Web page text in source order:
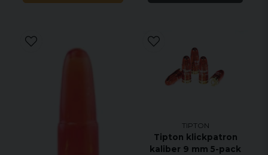
TIPTON
Tipton klickpatron
kaliber 9 mm 5-pack